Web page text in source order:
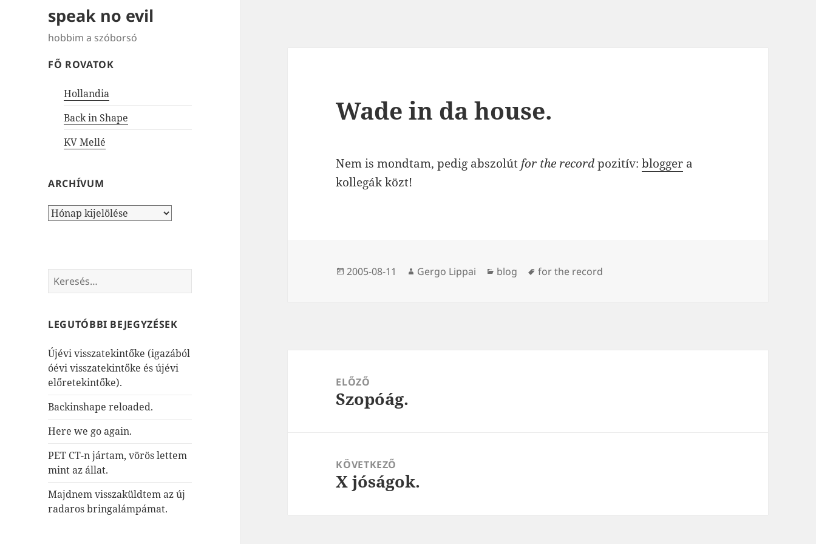
speak no evil
hobbim a szóborsó
FŐ ROVATOK
Hollandia
Back in Shape
KV Mellé
ARCHÍVUM
Archívum
Keresés:
LEGUTÓBBI BEJEGYZÉSEK
Újévi visszatekintőke (igazából
óévi visszatekintőke és újévi
előretekintőke).
Backinshape reloaded.
Here we go again.
PET CT-n jártam, vörös lettem
mint az állat.
Majdnem visszaküldtem az új
radaros bringalámpámat.
Wade in da house.
Nem is mondtam, pedig abszolút for the recordpozitív:blogger a
kollegák közt!
Közzétéve
2005-08-11 Szerző
Gergo Lippai Kategória
blog Címke
for the record
navigációELŐZŐ
Korábbi
Szopóág.
KÖVETKEZŐ
Következő
X jóságok.